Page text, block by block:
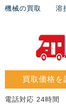
買取価格を
電話対応 24時間
機械の買取 溶